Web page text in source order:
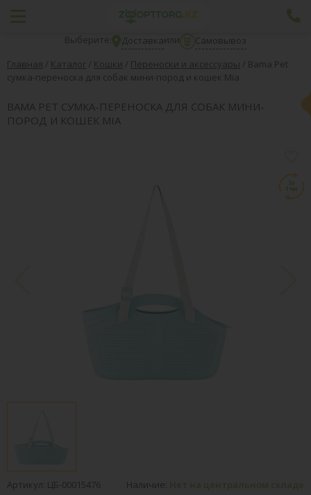
Выберите: Доставкаили
Самовывоз
Главная / Каталог / Кошки / Переноски и аксессуары / Bama Pet
сумка-переноска для собак мини-пород и кошек Mia
BAMA PET СУМКА-ПЕРЕНОСКА ДЛЯ СОБАК МИНИ-
ПОРОД И КОШЕК MIA
Артикул: ЦБ-00015476 Наличие: Нет на центральном складе